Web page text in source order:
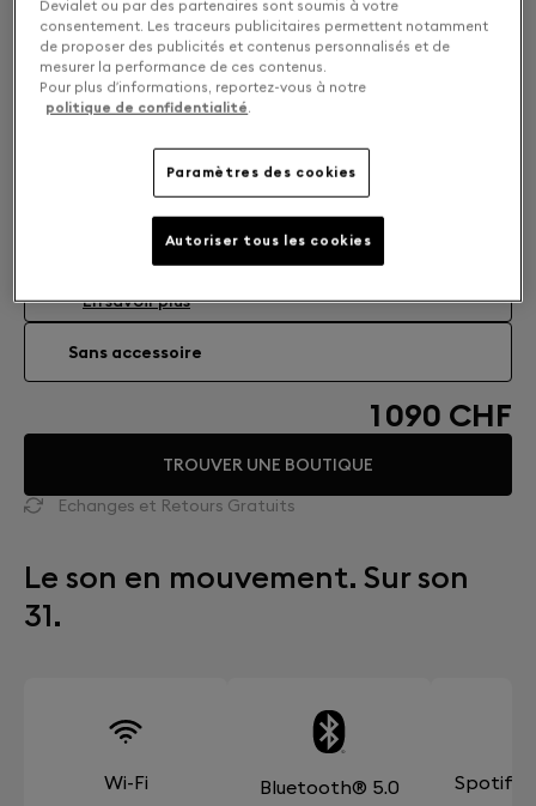
Accessoires : Choisissez le compagnon idéal
DEVIALET MANIA COCOON
En savoir plus
Sans accessoire
1 090 CHF
TROUVER UNE BOUTIQUE
Echanges et Retours Gratuits
Le son en mouvement. Sur son
31.
Wi-Fi Bluetooth® 5.0 Spotify
Devialet ou par des partenaires sont soumis à votre
consentement. Les traceurs publicitaires permettent notamment
de proposer des publicités et contenus personnalisés et de
mesurer la performance de ces contenus.
Pour plus d’informations, reportez-vous à notre
politique de confidentialité.
Paramètres des cookies
Autoriser tous les cookies